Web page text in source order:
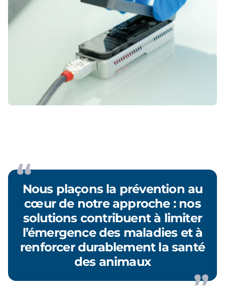
Nous plaçons la prévention au
cœur de notre approche : nos
solutions contribuent à limiter
l’émergence des maladies et à
renforcer durablement la santé
des animaux